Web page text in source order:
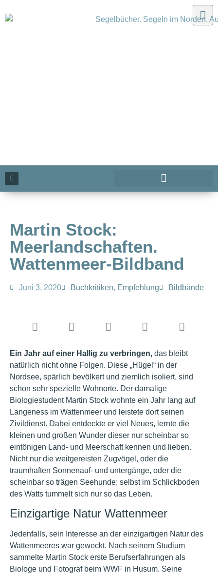
Martin Stock:
Meerlandschaften.
Wattenmeer-Bildband
Juni 3, 2020 Buchkritiken, Empfehlung Bildbände
Ein Jahr auf einer Hallig zu verbringen, das bleibt
natürlich nicht ohne Folgen. Diese „Hügel“ in der
Nordsee, spärlich bevölkert und ziemlich isoliert, sind
schon sehr spezielle Wohnorte. Der damalige
Biologiestudent Martin Stock wohnte ein Jahr lang auf
Langeness im Wattenmeer und leistete dort seinen
Zivildienst. Dabei entdeckte er viel Neues, lernte die
kleinen und großen Wunder dieser nur scheinbar so
eintönigen Land- und Meerschaft kennen und lieben.
Nicht nur die weitgereisten Zugvögel, oder die
traumhaften Sonnenauf- und untergänge, oder die
scheinbar so trägen Seehunde; selbst im Schlickboden
des Watts tummelt sich nur so das Leben.
Einzigartige Natur Wattenmeer
Jedenfalls, sein Interesse an der einzigartigen Natur des
Wattenmeeres war geweckt. Nach seinem Studium
sammelte Martin Stock erste Berufserfahrungen als
Biologe und Fotograf beim WWF in Husum. Seine